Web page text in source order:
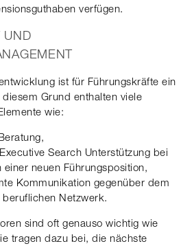
verfügen.
UND
ist für Führungskräfte ein
Grund enthalten viele
wie:
Search Unterstützung bei
neuen Führungsposition,
Kommunikation gegenüber dem
Netzwerk.
sind oft genauso wichtig wie
tragen dazu bei, die nächste